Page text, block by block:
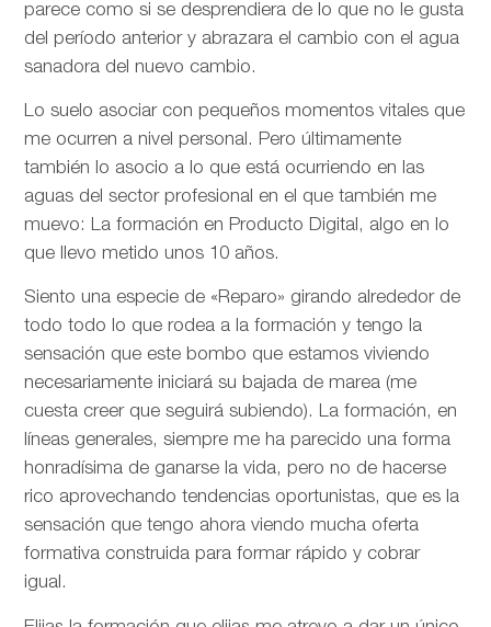
parece como si se desprendiera de lo que no le gusta
del período anterior y abrazara el cambio con el agua
sanadora del nuevo cambio.
Lo suelo asociar con pequeños momentos vitales que
me ocurren a nivel personal. Pero últimamente
también lo asocio a lo que está ocurriendo en las
aguas del sector profesional en el que también me
muevo: La formación en Producto Digital, algo en lo
que llevo metido unos 10 años.
Siento una especie de «Reparo» girando alrededor de
todo todo lo que rodea a la formación y tengo la
sensación que este bombo que estamos viviendo
necesariamente iniciará su bajada de marea (me
cuesta creer que seguirá subiendo). La formación, en
líneas generales, siempre me ha parecido una forma
honradísima de ganarse la vida, pero no de hacerse
rico aprovechando tendencias oportunistas, que es la
sensación que tengo ahora viendo mucha oferta
formativa construida para formar rápido y cobrar
igual.